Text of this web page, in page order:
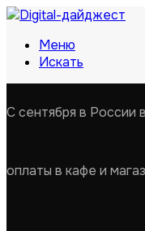
Меню
Искать
С сентября в России
оплаты в кафе и